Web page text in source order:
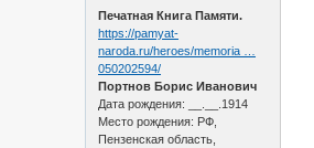
Печатная Книга Памяти.
https://pamyat-
naroda.ru/heroes/memoria …
050202594/
Портнов Борис Иванович
Дата рождения: __.__.1914
Место рождения: РФ,
Пензенская область,